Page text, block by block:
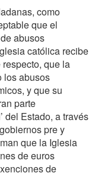
como
que el
abusos
católica recibe
que la
los abusos
y que su
parte
del Estado, a través
pre y
que la Iglesia
de euros
de